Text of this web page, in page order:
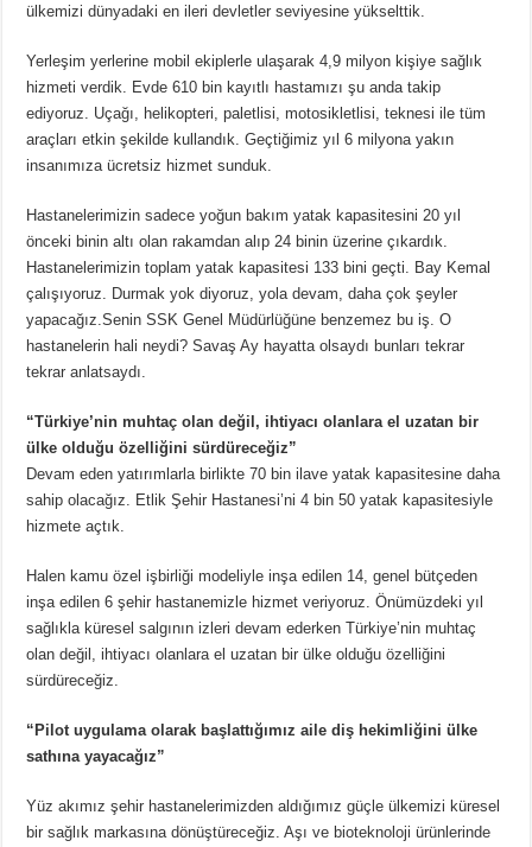
ülkemizi dünyadaki en ileri devletler seviyesine yükselttik.
Yerleşim yerlerine mobil ekiplerle ulaşarak 4,9 milyon kişiye sağlık
hizmeti verdik. Evde 610 bin kayıtlı hastamızı şu anda takip
ediyoruz. Uçağı, helikopteri, paletlisi, motosikletlisi, teknesi ile tüm
araçları etkin şekilde kullandık. Geçtiğimiz yıl 6 milyona yakın
insanımıza ücretsiz hizmet sunduk.
Hastanelerimizin sadece yoğun bakım yatak kapasitesini 20 yıl
önceki binin altı olan rakamdan alıp 24 binin üzerine çıkardık.
Hastanelerimizin toplam yatak kapasitesi 133 bini geçti. Bay Kemal
çalışıyoruz. Durmak yok diyoruz, yola devam, daha çok şeyler
yapacağız.Senin SSK Genel Müdürlüğüne benzemez bu iş. O
hastanelerin hali neydi? Savaş Ay hayatta olsaydı bunları tekrar
tekrar anlatsaydı.
“Türkiye’nin muhtaç olan değil, ihtiyacı olanlara el uzatan bir
ülke olduğu özelliğini sürdüreceğiz”
Devam eden yatırımlarla birlikte 70 bin ilave yatak kapasitesine daha
sahip olacağız. Etlik Şehir Hastanesi’ni 4 bin 50 yatak kapasitesiyle
hizmete açtık.
Halen kamu özel işbirliği modeliyle inşa edilen 14, genel bütçeden
inşa edilen 6 şehir hastanemizle hizmet veriyoruz. Önümüzdeki yıl
sağlıkla küresel salgının izleri devam ederken Türkiye’nin muhtaç
olan değil, ihtiyacı olanlara el uzatan bir ülke olduğu özelliğini
sürdüreceğiz.
“Pilot uygulama olarak başlattığımız aile diş hekimliğini ülke
sathına yayacağız”
Yüz akımız şehir hastanelerimizden aldığımız güçle ülkemizi küresel
bir sağlık markasına dönüştüreceğiz. Aşı ve bioteknoloji ürünlerinde